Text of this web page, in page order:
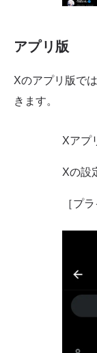
アプリ版
Xのアプリ版で
きます。
Xアプ
Xの設
［プ